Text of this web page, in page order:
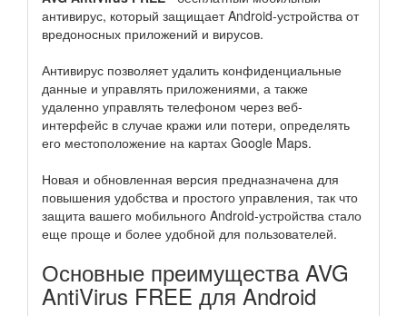
антивирус, который защищает Android-устройства от
вредоносных приложений и вирусов.
Антивирус позволяет удалить конфиденциальные
данные и управлять приложениями, а также
удаленно управлять телефоном через веб-
интерфейс в случае кражи или потери, определять
его местоположение на картах Google Maps.
Новая и обновленная версия предназначена для
повышения удобства и простого управления, так что
защита вашего мобильного Android-устройства стало
еще проще и более удобной для пользователей.
Основные преимущества AVG
AntiVirus FREE для Android